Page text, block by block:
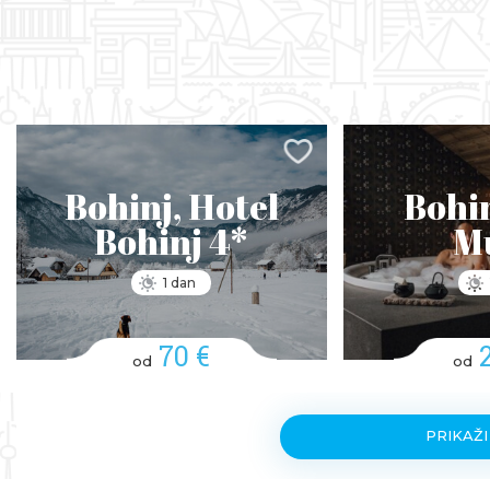
Bohinj, Hotel
Bohinj 4*
1 dan
od 70 € od
PRIKAŽI